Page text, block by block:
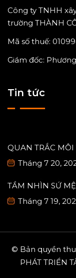
Công ty TNHH
trường THÀNH
Mã số thuế:
Giám đốc:
Tin tức
QUAN TRẮC
Tháng 7 20,
TẦM NHÌN SỨ
Tháng 7 19,
© Bản quyền
PHÁT TRIỂN